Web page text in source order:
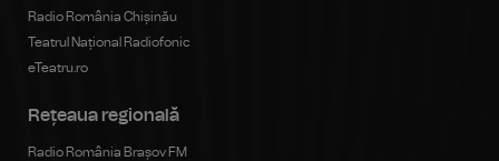
Radio România Chișinău
Teatrul Național Radiofonic
eTeatru.ro
Rețeaua regională
Radio România Brașov FM